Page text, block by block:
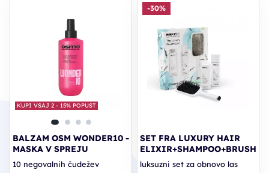
KUPI VSAJ 2 - 15% POPUST
BALZAM OSM WONDER10 -
MASKA V SPREJU
10 negovalnih čudežev
-30%
SET FRA LUXURY HAIR
ELIXIR+SHAMPOO+BRUSH
luksuzni set za obnovo las